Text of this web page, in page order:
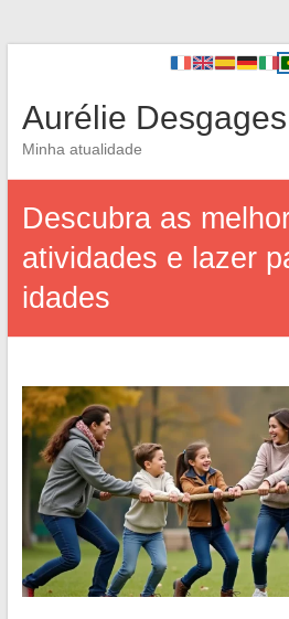
Aurélie Desgages
Minha atualidade
Descubra as
atividades e lazer
idades